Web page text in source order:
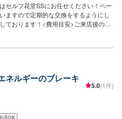
セルフ花堂SSにお任せください！ペー
ますので定期的な交換をするようにし
ております！<費用目安>ご来店後のお
ネルギーのブレーキ
5.0(1件)